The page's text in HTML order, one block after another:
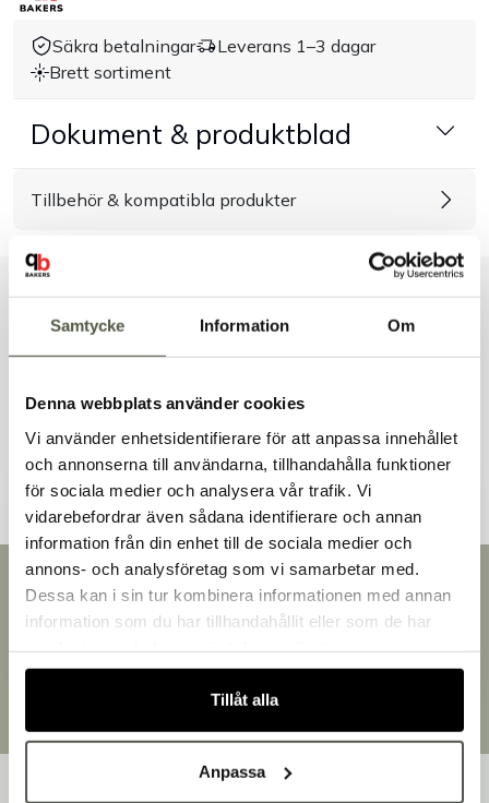
Samtycke Information Om
Denna webbplats använder cookies
Vi använder enhetsidentifierare för att anpassa innehållet
och annonserna till användarna, tillhandahålla funktioner
för sociala medier och analysera vår trafik. Vi
vidarebefordrar även sådana identifierare och annan
information från din enhet till de sociala medier och
annons- och analysföretag som vi samarbetar med.
Dessa kan i sin tur kombinera informationen med annan
information som du har tillhandahållit eller som de har
Tillåt alla
Anpassa
Om Bakers
Säkra betalningar
Leverans 1–3 dagar
Brett sortiment
Dokument & produktblad
Tillbehör & kompatibla produkter
Liknande produkter
Andra kunder tittade även på
Snabb leverans
Leverans inom 3-5 arbetsdagar.
Över 30 000 produkter
Välkommen till Bakers!
Handlar du som företag eller privatperson?
Fortsätt som privatperson